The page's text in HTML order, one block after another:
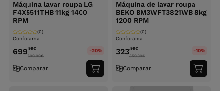
Máquina lavar roupa LG
F4X5511THB 11kg 1400
RPM
Conforama
(0)
699,99€
899.99€
-20%
Comparar
Adicionar
ao
Máquina de lavar roupa
BEKO BM3WFT3821WB 8kg
1200 RPM
Conforama
(0)
323,99€
359.99€
-10%
Comparar
ao